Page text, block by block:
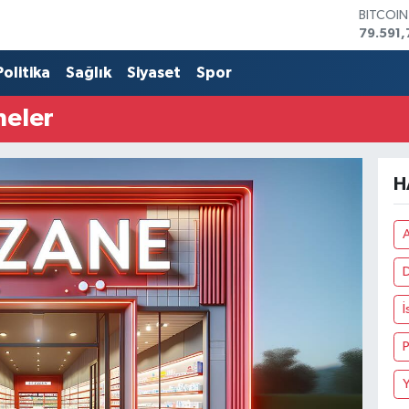
BITCOIN
DOLAR
G.ALTIN
Sağlık Siyaset Spor